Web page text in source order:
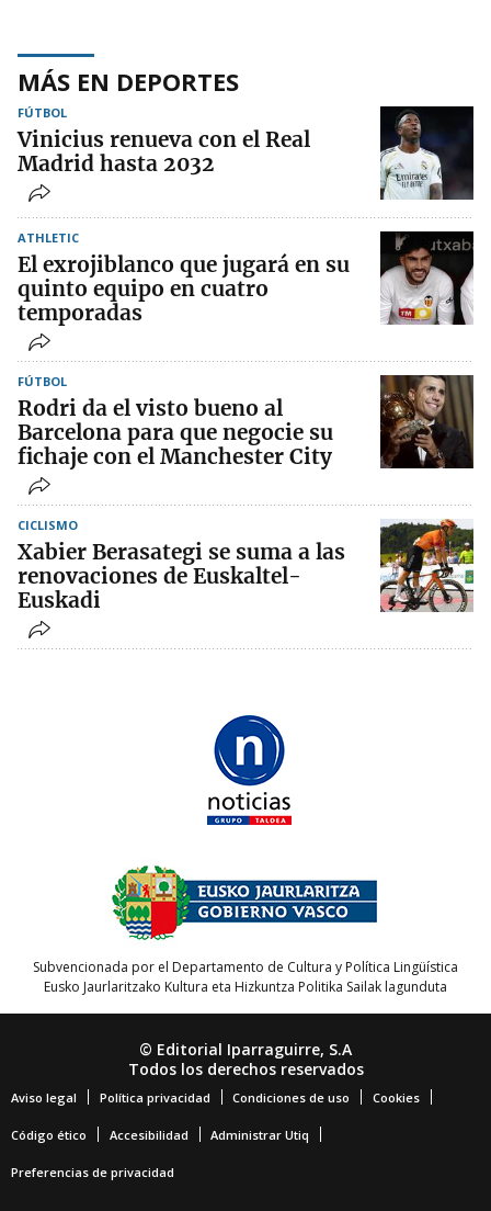
MÁS EN DEPORTES
FÚTBOL
Vinicius renueva con el Real
Madrid hasta 2032
ATHLETIC
El exrojiblanco que jugará en su
quinto equipo en cuatro
temporadas
FÚTBOL
Rodri da el visto bueno al
Barcelona para que negocie su
fichaje con el Manchester City
CICLISMO
Xabier Berasategi se suma a las
renovaciones de Euskaltel-
Euskadi
Subvencionada por el Departamento de Cultura y Política Lingüística
Eusko Jaurlaritzako Kultura eta Hizkuntza Politika Sailak lagunduta
© Editorial Iparraguirre, S.A
Todos los derechos reservados
Aviso legal Política privacidad Condiciones de uso Cookies
Código ético Accesibilidad Administrar Utiq
Preferencias de privacidad